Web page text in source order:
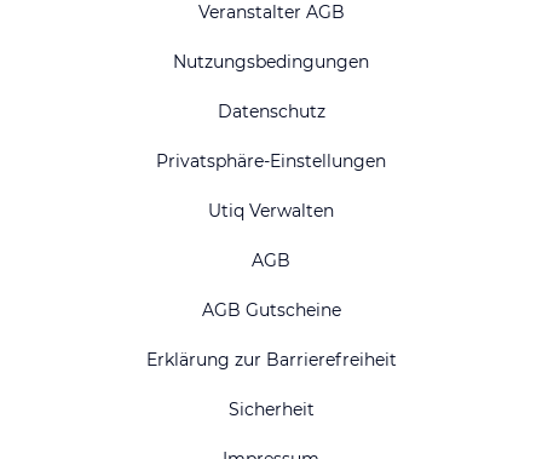
Veranstalter AGB
Nutzungsbedingungen
Datenschutz
Privatsphäre-Einstellungen
Utiq Verwalten
AGB
AGB Gutscheine
Erklärung zur Barrierefreiheit
Sicherheit